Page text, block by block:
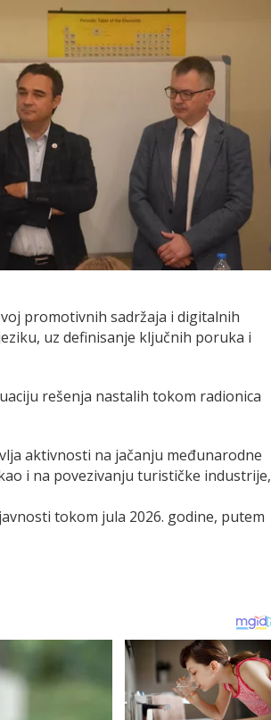
promotivnih sadržaja i digitalnih
uz definisanje ključnih poruka i
rešenja nastalih tokom radionica
aktivnosti na jačanju međunarodne
i na povezivanju turističke industrije,
tokom jula 2026. godine, putem